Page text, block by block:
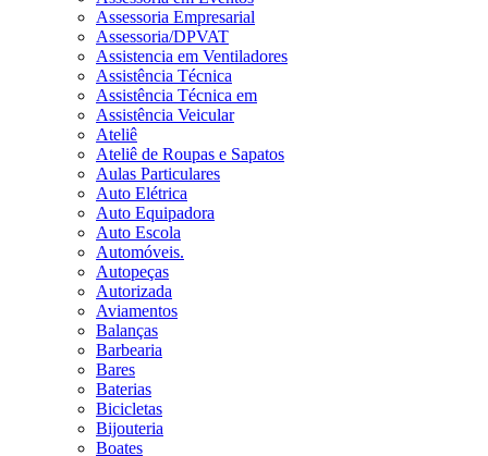
Assessoria Empresarial
Assessoria/DPVAT
Assistencia em Ventiladores
Assistência Técnica
Assistência Técnica em
Assistência Veicular
Ateliê
Ateliê de Roupas e Sapatos
Aulas Particulares
Auto Elétrica
Auto Equipadora
Auto Escola
Automóveis.
Autopeças
Autorizada
Aviamentos
Balanças
Barbearia
Bares
Baterias
Bicicletas
Bijouteria
Boates